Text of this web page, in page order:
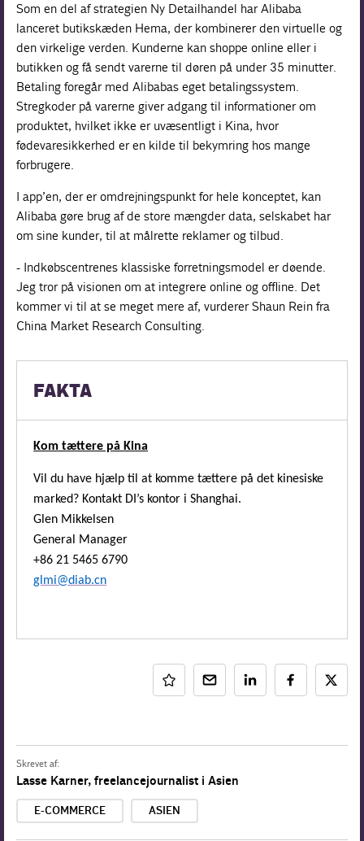
Som en del af strategien Ny Detailhandel har Alibaba
lanceret butikskæden Hema, der kombinerer den virtuelle og
den virkelige verden. Kunderne kan shoppe online eller i
butikken og få sendt varerne til døren på under 35 minutter.
Betaling foregår med Alibabas eget betalingssystem.
Stregkoder på varerne giver adgang til informationer om
produktet, hvilket ikke er uvæsentligt i Kina, hvor
fødevaresikkerhed er en kilde til bekymring hos mange
forbrugere.
I app’en, der er omdrejningspunkt for hele konceptet, kan
Alibaba gøre brug af de store mængder data, selskabet har
om sine kunder, til at målrette reklamer og tilbud.
- Indkøbscentrenes klassiske forretningsmodel er døende.
Jeg tror på visionen om at integrere online og offline. Det
kommer vi til at se meget mere af, vurderer Shaun Rein fra
China Market Research Consulting.
FAKTA
Kom tættere på Kina
Vil du have hjælp til at komme tættere på det kinesiske
marked? Kontakt DI’s kontor i Shanghai.
Glen Mikkelsen
General Manager
+86 21 5465 6790
glmi@diab.cn
Skrevet af:
Lasse Karner, freelancejournalist i Asien
E-COMMERCE ASIEN